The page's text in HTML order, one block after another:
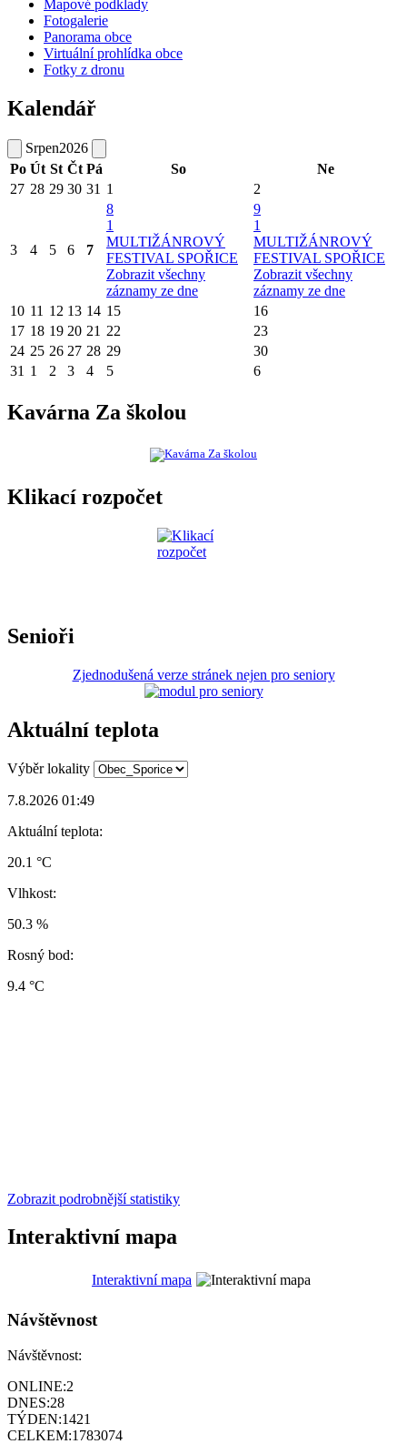
Mapové podklady
Fotogalerie
Panorama obce
Virtuální prohlídka obce
Fotky z dronu
Kalendář
Srpen2026
Po Út St Čt Pá So
Ne
27 28 29 30 31 1 2
3 4 5 6 7
8
1
MULTIŽÁNROVÝ
FESTIVAL SPOŘICE
Zobrazit všechny
záznamy ze dne
9
1
MULTIŽÁNROVÝ
FESTIVAL SPOŘICE
Zobrazit všechny
záznamy ze dne
10 11 12 13 14 15
16
17 18 19 20 21 22
23
24 25 26 27 28 29
30
31 1 2 3 4 5 6
Kavárna Za školou
Klikací rozpočet
Senioři
Zjednodušená verze stránek nejen pro seniory
Aktuální teplota
Výběr lokality
7.8.2026 01:49
Aktuální teplota:
20.1 °C
Vlhkost:
50.3 %
Rosný bod:
9.4 °C
Zobrazit podrobnější statistiky
Interaktivní mapa
Interaktivní mapa
Návštěvnost
Návštěvnost:
ONLINE:2
DNES:28
TÝDEN:1421
CELKEM:1783074